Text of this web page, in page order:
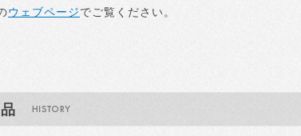
ウェブページでご覧ください。